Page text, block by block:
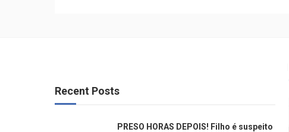
Recent Posts
PRESO HORAS DEPOIS! Filho é suspeito